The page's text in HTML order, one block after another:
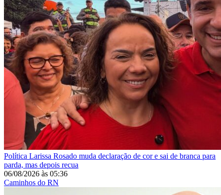
Política Larissa Rosado muda declaração de cor e sai de branca para
parda, mas depois recua
06/08/2026 às 05:36
Caminhos do RN